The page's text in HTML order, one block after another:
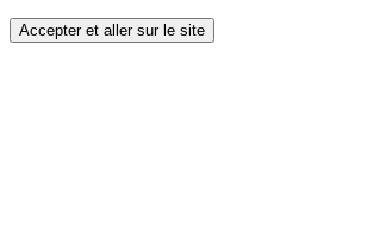
Accepter et aller sur le site